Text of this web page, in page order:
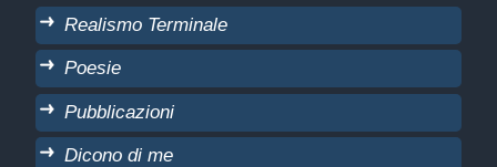
Realismo Terminale
Poesie
Pubblicazioni
Dicono di me